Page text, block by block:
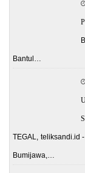
Bantul…
TEGAL, teliksandi.id
Bumijawa,…